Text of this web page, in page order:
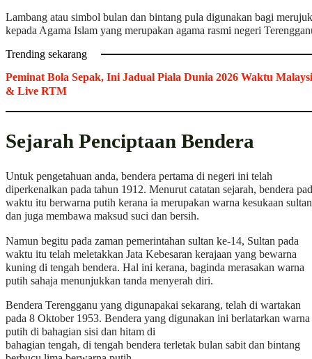
Lambang atau simbol bulan dan bintang pula digunakan bagi merujuk
kepada Agama Islam yang merupakan agama rasmi negeri
Trending sekarang
Peminat Bola Sepak, Ini Jadual Piala Dunia 2026 Waktu
& Live RTM
Sejarah Penciptaan Bendera
Untuk pengetahuan anda, bendera pertama di negeri ini telah
diperkenalkan pada tahun 1912. Menurut catatan sejarah, bendera
waktu itu berwarna putih kerana ia merupakan warna kesukaan sultan
dan juga membawa maksud suci dan bersih.
Namun begitu pada zaman pemerintahan sultan ke-14, Sultan pada
waktu itu telah meletakkan Jata Kebesaran kerajaan yang bewarna
kuning di tengah bendera. Hal ini kerana, baginda merasakan warna
putih sahaja menunjukkan tanda menyerah diri.
Bendera Terengganu yang digunapakai sekarang, telah di wartakan
pada 8 Oktober 1953. Bendera yang digunakan ini berlatarkan warna
putih di bahagian sisi dan hitam di
bahagian tengah, di tengah bendera terletak bulan sabit dan bintang